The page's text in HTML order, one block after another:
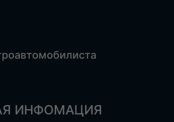
ИНФОМАЦИЯ